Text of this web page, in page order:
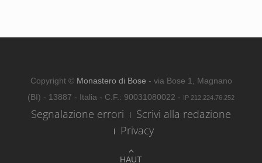
HAUT
Copyright © Monastero di Bose - via Bose 1, Magnano
(BI) - 13887 - Italia - C.F.: 90031080022 - IP 212.224.76.252
Segnalazione errori
Scrivi alla redazione
Privacy